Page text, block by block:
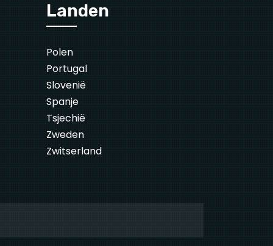
Landen
Polen
Portugal
Slovenië
Spanje
Tsjechië
Zweden
Zwitserland